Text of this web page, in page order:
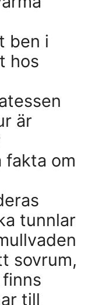
ben i
hos
är
fakta om
tunnlar
sovrum,
till